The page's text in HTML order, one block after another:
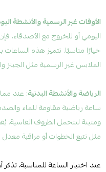
الأوقات غير الرسمية والأنشطة
اليومي أو للخروج مع الأصدقاء،
خيارًا مناسبًا. تتميز هذه الساعات
الملابس غير الرسمية مثل الجينز
الرياضة والأنشطة البدنية: عند
ساعة رياضية مقاومة للماء
ومتينة لتتحمل الظروف القاسية.
مثل تتبع الخطوات أو مراقبة
عند اختيار الساعة للمناسبة،